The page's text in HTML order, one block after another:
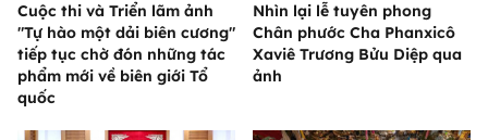
Cuộc thi và Triển lãm ảnh
"Tự hào một dải biên cương"
tiếp tục chờ đón những tác
phẩm mới về biên giới Tổ
quốc
Nhìn lại lễ tuyên phong
Chân phước Cha Phanxicô
Xaviê Trương Bửu Diệp qua
ảnh